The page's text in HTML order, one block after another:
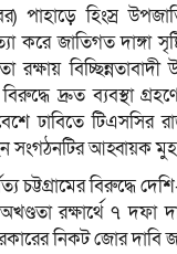
পাহাড়ে হিংস্র
করে জাতিগত দাঙ্গা
বিচ্ছিন্নতাবাদী
দ্রুত ব্যবস্থা
ঢাবিতে টিএসসির
সংগঠনটির আহ্বায়ক
চট্টগ্রামের বিরুদ্ধে
রক্ষার্থে ৭ দফা
নিকট জোর দাবি